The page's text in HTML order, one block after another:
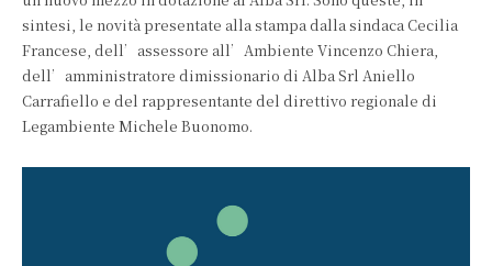
sintesi, le novità presentate alla stampa dalla sindaca Cecilia
Francese, dell’assessore all’Ambiente Vincenzo Chiera,
dell’amministratore dimissionario di Alba Srl Aniello
Carrafiello e del rappresentante del direttivo regionale di
Legambiente Michele Buonomo.